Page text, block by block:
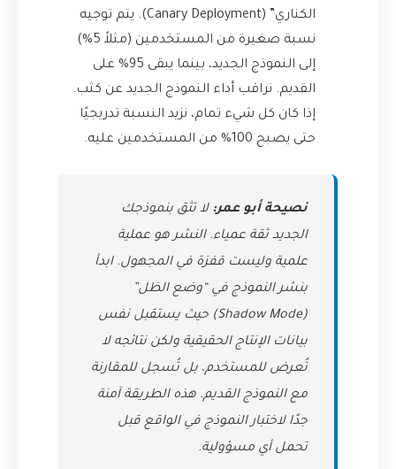
الكناري” (Canary Deployment). يتم توجيه
نسبة صغيرة من المستخدمين (مثلاً 5%)
إلى النموذج الجديد، بينما يبقى 95% على
القديم. نراقب أداء النموذج الجديد عن كثب.
إذا كان كل شيء تمام، نزيد النسبة تدريجيًا
حتى يصبح 100% من المستخدمين عليه.
نصيحة أبو عمر: لا تثق بنموذجك
الجديد ثقة عمياء. النشر هو عملية
علمية وليست قفزة في المجهول. ابدأ
بنشر النموذج في “وضع الظل”
(Shadow Mode) حيث يستقبل نفس
بيانات الإنتاج الحقيقية ولكن نتائجه لا
تُعرض للمستخدم، بل تُسجل للمقارنة
مع النموذج القديم. هذه الطريقة آمنة
جدًا لاختبار النموذج في الواقع قبل
تحمل أي مسؤولية.